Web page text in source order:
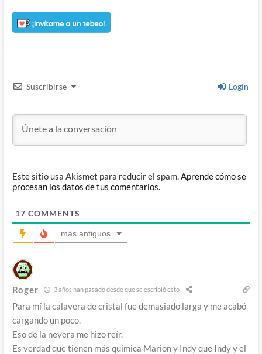
Suscribirse Login
Este sitio usa Akismet para reducir el spam.Aprende cómo se
procesan los datos de tus comentarios.
17 COMMENTS
más antiguos
Roger 3 años han pasado desde que se escribió esto
Para mí la calavera de cristal fue demasiado larga y me acabó
cargando un poco.
Eso de la nevera me hizo reír.
Es verdad que tienen más química Marion y Indy que Indy y el